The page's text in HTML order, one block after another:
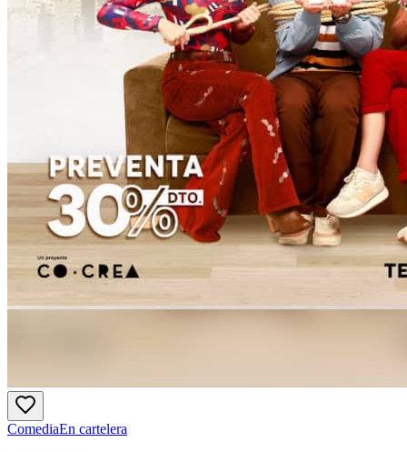
ComediaEn cartelera